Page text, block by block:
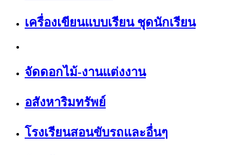
เครื่องเขียนแบบเรียน ชุดนักเรียน
จัดดอกไม้-งานแต่งงาน
อสังหาริมทรัพย์
โรงเรียนสอนขับรถและอื่นๆ